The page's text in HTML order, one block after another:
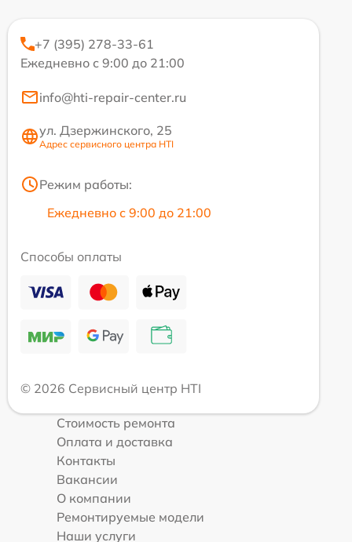
+7 (395) 278-33-61
Ежедневно с 9:00 до 21:00
info@hti-repair-center.ru
ул. Дзержинского, 25
Адрес сервисного центра HTI
Режим работы:
Ежедневно с 9:00 до 21:00
Способы оплаты
© 2026 Сервисный центр HTI
Стоимость ремонта
Оплата и доставка
Контакты
Вакансии
О компании
Ремонтируемые модели
Наши услуги